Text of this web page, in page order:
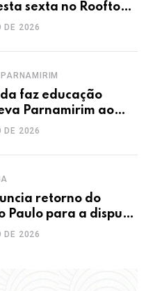
sexta no Rooftop
DE 2026
faz educação
Parnamirim ao
história dos anos
DE 2026
retorno do
Paulo para a disputa
Potiguar
DE 2026